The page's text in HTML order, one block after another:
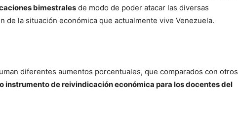
bimestrales de modo de poder atacar las diversas
de la situación económica que actualmente vive Venezuela.
diferentes aumentos porcentuales, que comparados con otros
instrumento de reivindicación económica para los docentes del